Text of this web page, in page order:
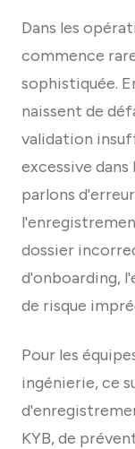
Dans les
commence
sophistiquée.
naissent de
validation
excessive dans
parlons
dossier
d'onboarding,
de risque
Pour les
ingénierie, ce
KYB, de